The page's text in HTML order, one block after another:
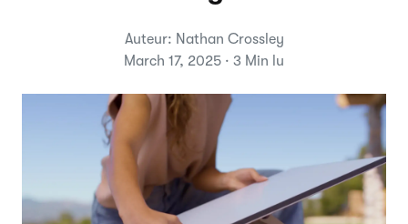
Auteur: Nathan Crossley
March 17, 2025 · 3 Min lu